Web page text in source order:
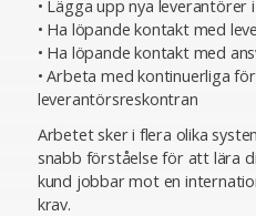
• Lägga upp nya leverantörer
• Ha löpande kontakt med
• Ha löpande kontakt med
• Arbeta med kontinuerliga
leverantörsreskontran
Arbetet sker i flera olika
snabb förståelse för att lära
kund jobbar mot en
krav.